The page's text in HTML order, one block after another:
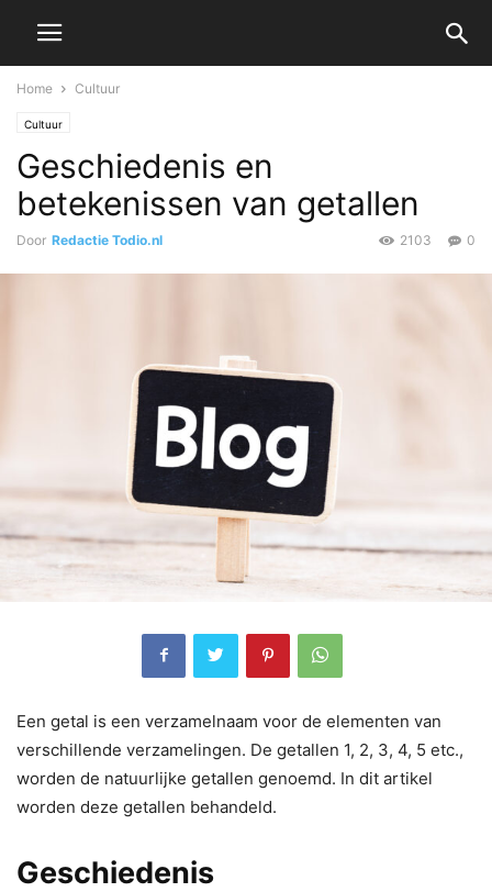
Home Cultuur
Cultuur
Geschiedenis en
betekenissen van getallen
Door Redactie Todio.nl 0
2103
Een getal is een verzamelnaam voor de elementen van
verschillende verzamelingen. De getallen 1, 2, 3, 4, 5 etc.,
worden de natuurlijke getallen genoemd. In dit artikel
worden deze getallen behandeld.
Geschiedenis